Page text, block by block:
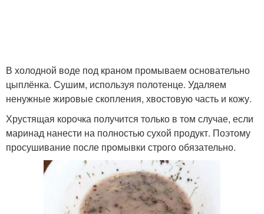
В холодной воде под краном промываем основательно
цыплёнка. Сушим, используя полотенце. Удаляем
ненужные жировые скопления, хвостовую часть и кожу.
Хрустящая корочка получится только в том случае, если
маринад нанести на полностью сухой продукт. Поэтому
просушивание после промывки строго обязательно.